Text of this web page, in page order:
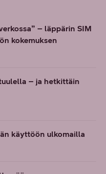
– läppärin SIM
kokemuksen
– ja hetkittäin
käyttöön ulkomailla